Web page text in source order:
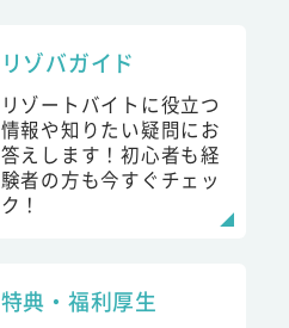
リゾバガイド
リゾートバイトに役立つ
情報や知りたい疑問にお
答えします！初心者も経
験者の方も今すぐチェッ
ク！
特典・福利厚生